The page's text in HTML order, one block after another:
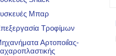
Μπαρ
Τροφίμων
Αρτοποιΐας-